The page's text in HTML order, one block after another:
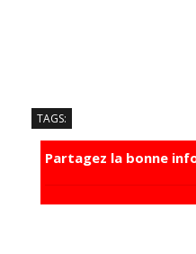
TAGS:
Partagez la bonne